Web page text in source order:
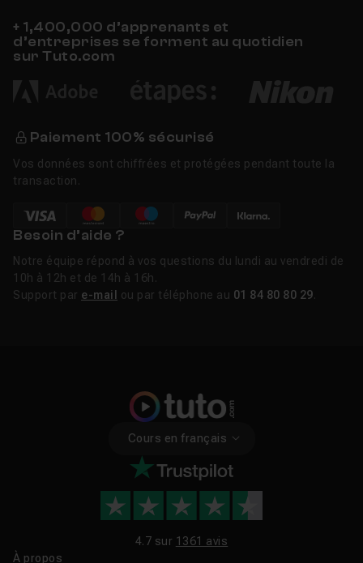
+ 1,400,000 d’apprenants et
d’entreprises se forment au quotidien
sur Tuto.com
Paiement 100% sécurisé
Vos données sont chiffrées et protégées pendant toute la
transaction.
Besoin d’aide ?
Notre équipe répond à vos questions du lundi au vendredi de
10h à 12h et de 14h à 16h.
Support par e-mail ou par téléphone au 01 84 80 80 29
Cours en français
4.7 sur 1361 avis
À propos